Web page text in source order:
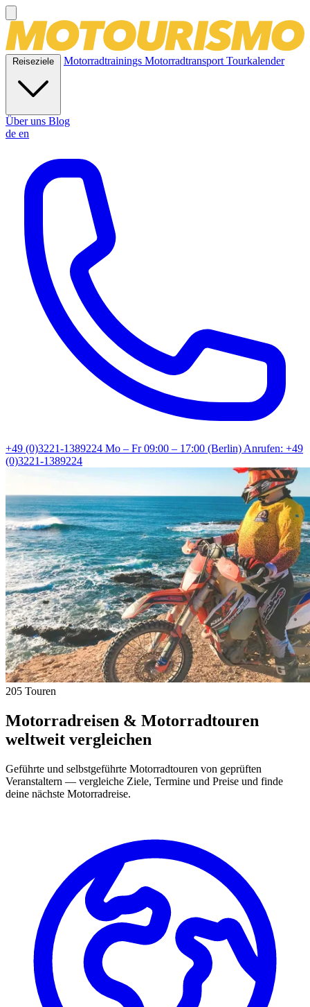
Reiseziele Motorradtrainings MotorradtransportTourkalender
Über uns Blog
de en
+49 (0)3221-1389224 Mo – Fr 09:00 – 17:00 (Berlin)Anrufen: +49
(0)3221-1389224
205 Touren
Motorradreisen & Motorradtouren
weltweit vergleichen
Geführte und selbstgeführte Motorradtouren von geprüften
Veranstaltern — vergleiche Ziele, Termine und Preise und finde
deine nächste Motorradreise.